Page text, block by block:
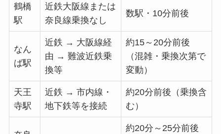
鶴橋
駅
近鉄大阪線または
奈良線乗換なし
数駅・10分前後
なん
ば駅
近鉄 → 大阪線経
由 → 難波近鉄乗
換等
約15～20分前後
（混雑・乗換次第で
変動）
天王
寺駅
近鉄 → 市内線・
地下鉄等を接続
約20分前後（乗換含
む）
約20分～25分前後